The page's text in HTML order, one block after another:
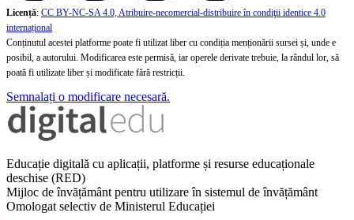
Licență: CC BY-NC-SA 4.0, Atribuire-necomercial-distribuire în condiţii identice 4.0
internațional
Conținutul acestei platforme poate fi utilizat liber cu condiția menționării sursei și, unde e
posibil, a autorului. Modificarea este permisă, iar operele derivate trebuie, la rândul lor, să
poată fi utilizate liber și modificate fără restricții.
Semnalați o modificare necesară.
Educație digitală cu aplicații, platforme și resurse educaționale
deschise (RED)
Mijloc de învățământ pentru utilizare în sistemul de învățământ
Omologat selectiv de Ministerul Educației